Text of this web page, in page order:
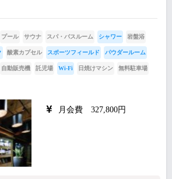
プール サウナ スパ・バスルーム シャワー 岩盤浴
酸素カプセル スポーツフィールド パウダールーム
自動販売機 託児場 Wi-Fi 日焼けマシン 無料駐車場
月会費 327,800円